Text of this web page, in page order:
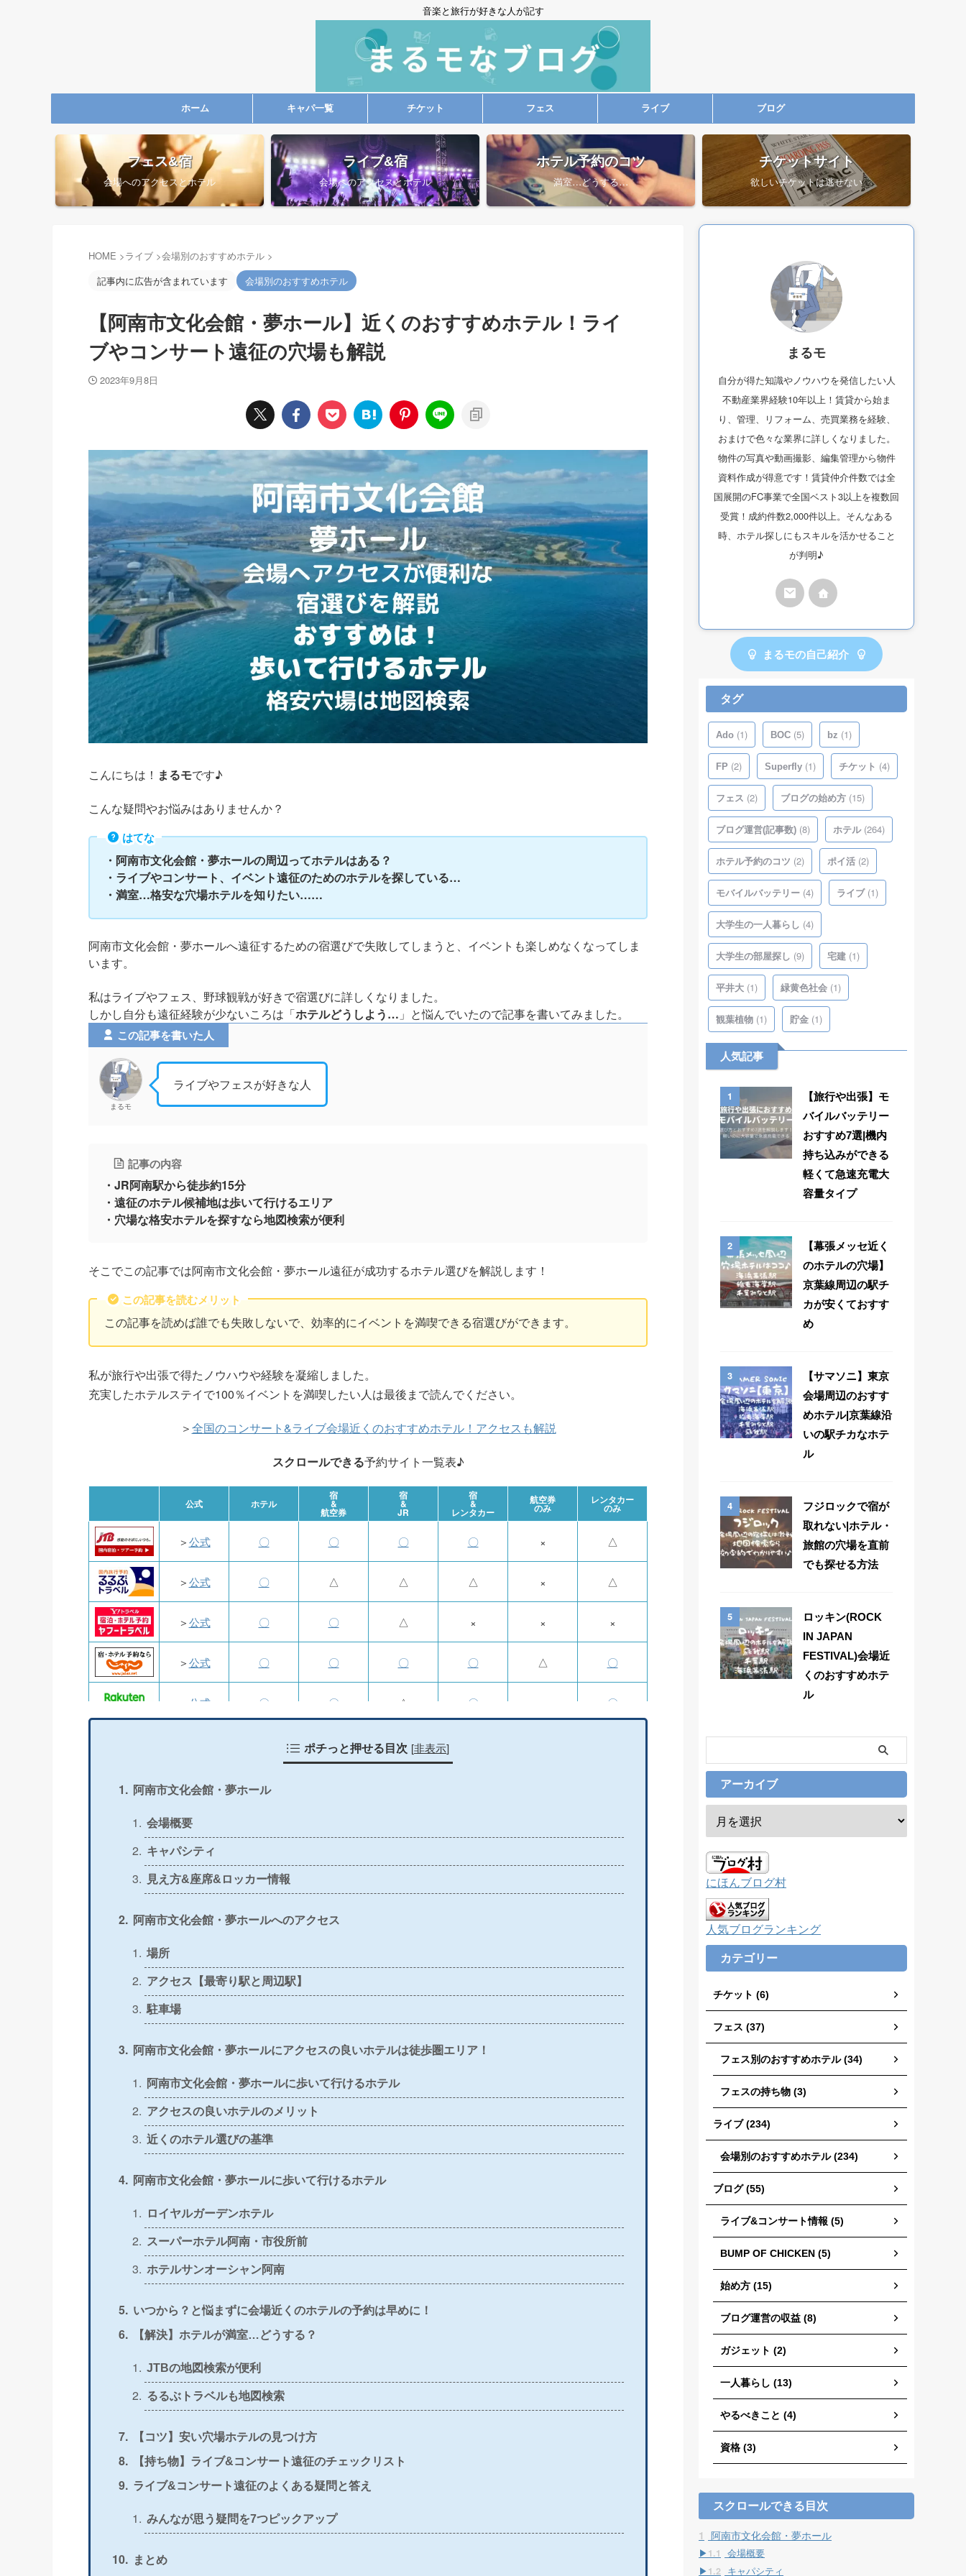
音楽と旅行が好きな人が記す
ホーム キャパ一覧 チケット フェス ライブ ブログ
フェス&宿
会場へのアクセスとホテル
ライブ&宿
会場へのアクセスとホテル
ホテル予約のコツ
満室…どうする…
チケットサイト
欲しいチケットは逃せない
HOME >ライブ >会場別のおすすめホテル >
記事内に広告が含まれています
会場別のおすすめホテル
【阿南市文化会館・夢ホール】近くのおすすめホテル！ライ
ブやコンサート遠征の穴場も解説
2023年9月8日
こんにちは！ まるモです♪
こんな疑問やお悩みはありませんか？
はてな
・阿南市文化会館・夢ホールの周辺ってホテルはある？
・ライブやコンサート、イベント遠征のためのホテルを探している…
・満室…格安な穴場ホテルを知りたい……
阿南市文化会館・夢ホールへ遠征するための宿選びで失敗してしまうと、イベントも楽しめなくなってしま
います。
私はライブやフェス、野球観戦が好きで宿選びに詳しくなりました。
しかし自分も遠征経験が少ないころは「ホテルどうしよう… 」と悩んでいたので記事を書いてみました。
この記事を書いた人
まるモ
ライブやフェスが好きな人
記事の内容
・JR阿南駅から徒歩約15分
・遠征のホテル候補地は歩いて行けるエリア
・穴場な格安ホテルを探すなら地図検索が便利
そこでこの記事では阿南市文化会館・夢ホール遠征が成功するホテル選びを解説します！
この記事を読むメリット
この記事を読めば誰でも失敗しないで、効率的にイベントを満喫できる宿選びができます。
私が旅行や出張で得たノウハウや経験を凝縮しました。
充実したホテルステイで100％イベントを満喫したい人は最後まで読んでください。
＞全国のコンサート&ライブ会場近くのおすすめホテル！アクセスも解説
スクロールできる予約サイト一覧表♪
公式 ホテル
宿
&
航空券
宿
&
JR
宿
&
レンタカー
航空券
のみ
レンタカー
のみ
＞公式 〇 〇 〇 〇 × △
＞公式 〇 △ △ △ × △
＞公式 〇 〇 △ × × ×
＞公式 〇 〇 〇 〇 △ 〇
公式 〇 〇 △ 〇 〇
×
＞公式 〇
＞公式
＞公式 〇 〇 〇 〇 △ 〇
＞公式 〇
＞公式 △ 〇 〇 × × ×
＞公式 〇
＞公式 〇
＞公式 〇 〇
＞公式 × 〇 × 〇 〇 〇
＞公式 ×
＞ 公式 〇 〇 ×
＞公式 〇 × 〇 × × △
ポチっと押せる目次 [非表示]
阿南市文化会館・夢ホール
会場概要
キャパシティ
見え方&座席&ロッカー情報
阿南市文化会館・夢ホールへのアクセス
場所
アクセス【最寄り駅と周辺駅】
駐車場
阿南市文化会館・夢ホールにアクセスの良いホテルは徒歩圏エリア！
阿南市文化会館・夢ホールに歩いて行けるホテル
アクセスの良いホテルのメリット
近くのホテル選びの基準
阿南市文化会館・夢ホールに歩いて行けるホテル
ロイヤルガーデンホテル
スーパーホテル阿南・市役所前
ホテルサンオーシャン阿南
いつから？と悩まずに会場近くのホテルの予約は早めに！
【解決】ホテルが満室…どうする？
JTBの地図検索が便利
るるぶトラベルも地図検索
【コツ】安い穴場ホテルの見つけ方
【持ち物】ライブ&コンサート遠征のチェックリスト
ライブ&コンサート遠征のよくある疑問と答え
みんなが思う疑問を7つピックアップ
まとめ
まるモ
自分が得た知識やノウハウを発信したい人
不動産業界経験10年以上！賃貸から始ま
り、管理、リフォーム、売買業務を経験、
おまけで色々な業界に詳しくなりました。
物件の写真や動画撮影、編集管理から物件
資料作成が得意です！賃貸仲介件数では全
国展開のFC事業で全国ベスト3以上を複数回
受賞！成約件数2,000件以上。そんなある
時、ホテル探しにもスキルを活かせること
が判明♪
まるモの自己紹介
タグ
Ado (1) BOC (5) bz (1)
FP (2) Superfly (1) チケット (4)
フェス (2) ブログの始め方 (15)
ブログ運営(記事数) (8) ホテル(264)
ホテル予約のコツ (2) ポイ活 (2)
モバイルバッテリー (4) ライブ(1)
大学生の一人暮らし (4)
大学生の部屋探し (9) 宅建 (1)
平井大 (1) 緑黄色社会 (1)
観葉植物 (1) 貯金 (1)
人気記事
1
【旅行や出張】モ
バイルバッテリー
おすすめ7選|機内
持ち込みができる
軽くて急速充電大
容量タイプ
2
【幕張メッセ近く
のホテルの穴場】
京葉線周辺の駅チ
カが安くておすす
め
3
【サマソニ】東京
会場周辺のおすす
めホテル|京葉線沿
いの駅チカなホテ
ル
4
フジロックで宿が
取れない|ホテル・
旅館の穴場を直前
でも探せる方法
5
ロッキン(ROCK
IN JAPAN
FESTIVAL)会場近
くのおすすめホテ
ル
アーカイブ
にほんブログ村
人気ブログランキング
カテゴリー
チケット (6)
フェス (37)
フェス別のおすすめホテル (34)
フェスの持ち物 (3)
ライブ (234)
会場別のおすすめホテル (234)
ブログ (55)
ライブ&コンサート情報 (5)
BUMP OF CHICKEN (5)
始め方 (15)
ブログ運営の収益 (8)
ガジェット (2)
一人暮らし (13)
やるべきこと (4)
資格 (3)
スクロールできる目次
1 阿南市文化会館・夢ホール
1.1
会場概要
1.2
キャパシティ